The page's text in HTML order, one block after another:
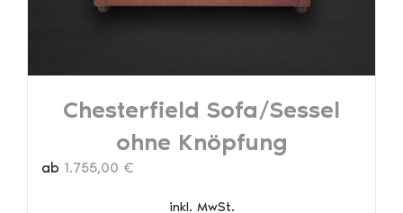
gewählt
Chesterfield Sofa/Sessel
ohne Knöpfung
ab 1.755,00 €
inkl. MwSt.